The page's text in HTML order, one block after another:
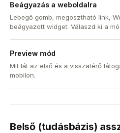
Beágyazás a weboldalra
Lebegő gomb, megosztható link,
beágyazott widget. Válaszd ki a
Preview mód
Mit lát az első és a visszatérő
mobilon.
Belső (tudásbázis)